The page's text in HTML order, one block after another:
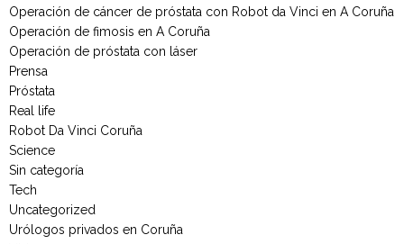
Operación de cáncer de próstata con Robot da Vinci en A Coruña
Operación de fimosis en A Coruña
Operación de próstata con láser
Prensa
Próstata
Real life
Robot Da Vinci Coruña
Science
Sin categoría
Tech
Uncategorized
Urólogos privados en Coruña